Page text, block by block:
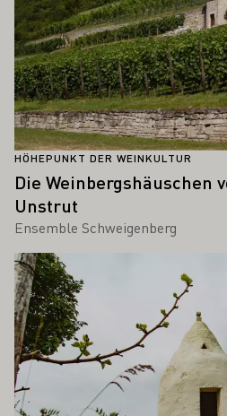
HÖHEPUNKT DER WEINKULTUR
Die Weinbergshäuschen
Unstrut
Ensemble Schweigenberg
Mehr erfahren